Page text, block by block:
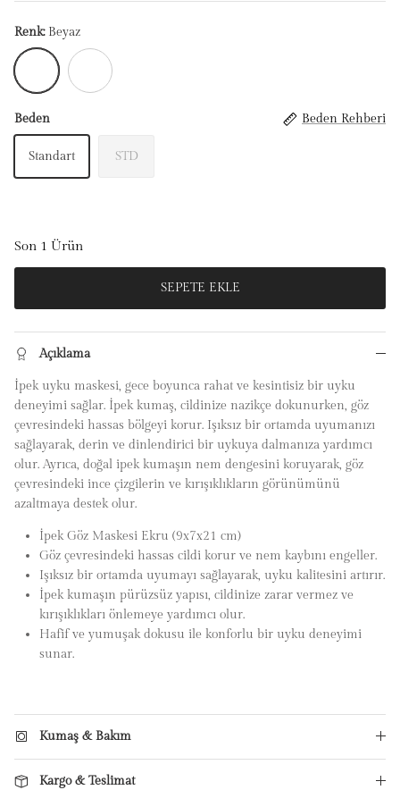
Renk: Beyaz
Beyaz
EKRU
Beden Beden Rehberi
Standart STD
Son 1 Ürün
SEPETE EKLE
Açıklama
İpek uyku maskesi, gece boyunca rahat ve kesintisiz bir uyku
deneyimi sağlar. İpek kumaş, cildinize nazikçe dokunurken, göz
çevresindeki hassas bölgeyi korur. Işıksız bir ortamda uyumanızı
sağlayarak, derin ve dinlendirici bir uykuya dalmanıza yardımcı
olur. Ayrıca, doğal ipek kumaşın nem dengesini koruyarak, göz
çevresindeki ince çizgilerin ve kırışıklıkların görünümünü
azaltmaya destek olur.
İpek Göz Maskesi Ekru (9x7x21 cm)
Göz çevresindeki hassas cildi korur ve nem kaybını engeller.
Işıksız bir ortamda uyumayı sağlayarak, uyku kalitesini artırır.
İpek kumaşın pürüzsüz yapısı, cildinize zarar vermez ve
kırışıklıkları önlemeye yardımcı olur.
Hafif ve yumuşak dokusu ile konforlu bir uyku deneyimi
sunar.
Kumaş & Bakım
Kargo & Teslimat